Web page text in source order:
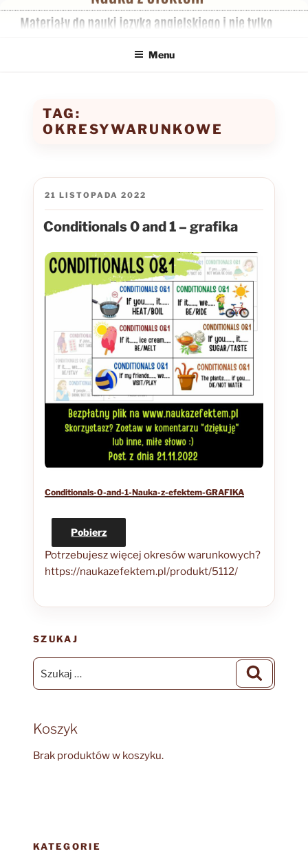
Przejdź
Menu
TAG:
OKRESYWARUNKOWE
OPUBLIKOWANE
21 LISTOPADA 2022
Conditionals 0 and 1 – grafika
Conditionals-0-and-1-Nauka-z-efektem-GRAFIKA
Pobierz
Potrzebujesz więcej okresów warunkowych?
https://naukazefektem.pl/produkt/5112/
SZUKAJ
Szukaj:
Koszyk
Brak produktów w koszyku.
KATEGORIE